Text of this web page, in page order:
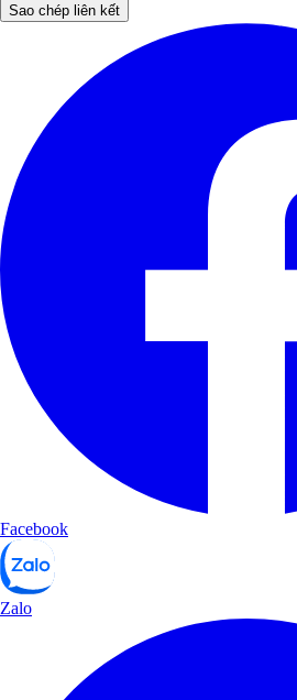
Sao chép liên kết
Facebook
Zalo